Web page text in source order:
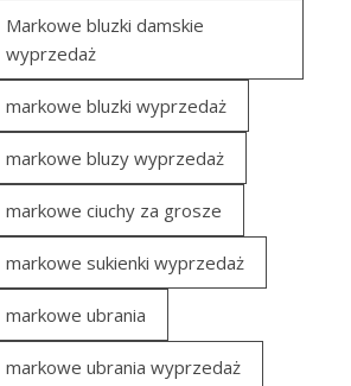
Markowe bluzki damskie
wyprzedaż
markowe bluzki wyprzedaż
markowe bluzy wyprzedaż
markowe ciuchy za grosze
markowe sukienki wyprzedaż
markowe ubrania
markowe ubrania wyprzedaż